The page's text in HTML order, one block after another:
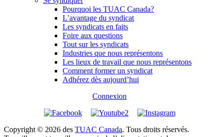
Pourquoi les TUAC Canada?
L’avantage du syndicat
Les syndicats en faits
Foire aux questions
Tout sur les syndicats
Industries que nous représentons
Les lieux de travail que nous représentons
Comment former un syndicat
Adhérez dès aujourd’hui
Connexion
Copyright © 2026 des TUAC Canada. Tous droits réservés.